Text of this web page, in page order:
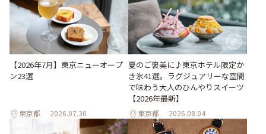
【2026年7月】東京ニューオープ
ン23選
東京都 2026.07.30
夏のご褒美に♪東京ホテル限定か
き氷41選。ラグジュアリーな空間
で味わう大人のひんやりスイーツ
【2026年最新】
東京都 2026.08.04